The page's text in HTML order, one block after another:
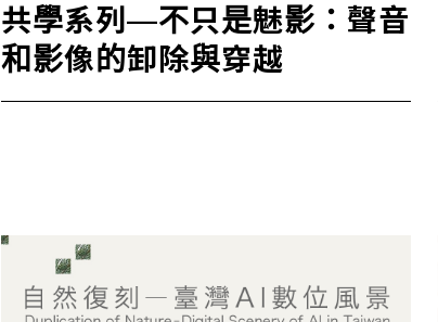
共學系列—不只是魅影：聲音
和影像的卸除與穿越